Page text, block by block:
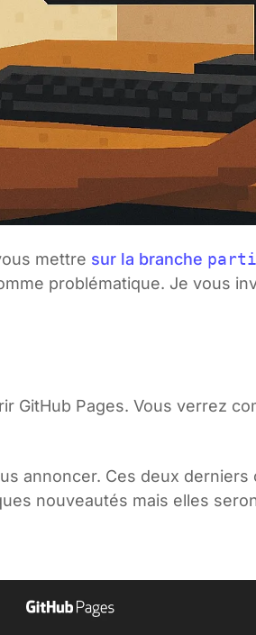
mettre sur la branche
problématique. Je vous
GitHub Pages. Vous verrez
annoncer. Ces deux
nouveautés mais elles